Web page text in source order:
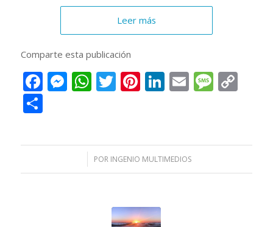
Leer más
Comparte esta publicación
Facebook
Messenger
WhatsApp
Twitter
Pinterest
LinkedIn
Email
Compartir
POR INGENIO MULTIMEDIOS